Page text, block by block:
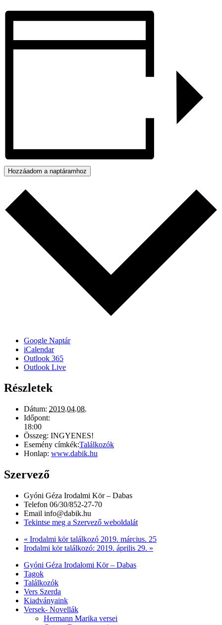
Hozzáadom a naptáramhoz
Google Naptár
iCalendar
Outlook 365
Outlook Live
Részletek
Dátum: 2019.04.08.
Időpont:
18:00
Összeg: INGYENES!
Esemény címkék:Találkozók
Honlap: www.dabik.hu
Szervező
Gyóni Géza Irodalmi Kör – Dabas
Telefon 06/30/852-27-70
Email info@dabik.hu
Tekintse meg a Szervező weboldalát
« Irodalmi kör találkozó 2019. március. 25
Irodalmi kör találkozó: 2019. április 29. »
Gyóni Géza Irodalomi Kör – Dabas
Tagok
Találkozók
Vers Szerda
Kiadványaink
Versek- Novellák
Hermann Marika versei